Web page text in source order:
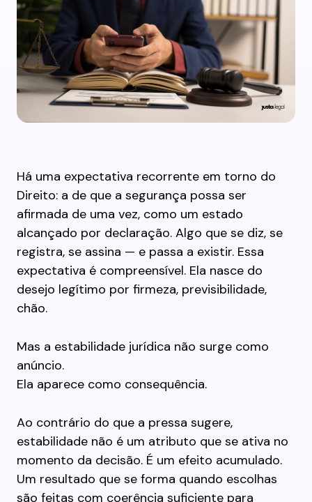
Há uma expectativa recorrente em torno do
Direito: a de que a segurança possa ser
afirmada de uma vez, como um estado
alcançado por declaração. Algo que se diz, se
registra, se assina — e passa a existir. Essa
expectativa é compreensível. Ela nasce do
desejo legítimo por firmeza, previsibilidade,
chão.
Mas a estabilidade jurídica não surge como
anúncio.
Ela aparece como consequência.
Ao contrário do que a pressa sugere,
estabilidade não é um atributo que se ativa no
momento da decisão. É um efeito acumulado.
Um resultado que se forma quando escolhas
são feitas com coerência suficiente para